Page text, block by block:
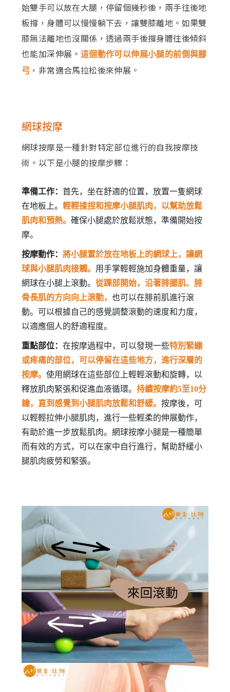
始雙手可以放在大腿，停留個幾秒後，兩手往後地
板撐，身體可以慢慢躺下去，讓雙膝離地。如果雙
膝無法離地也沒關係，透過兩手後撐身體往後傾斜
也能加深伸展。 這個動作可以伸展小腿的前側與腳
弓 ，非常適合馬拉松後來伸展。
網球按摩
網球按摩是一種針對特定部位進行的自我按摩技
術。以下是小腿的按摩步驟：
準備工作： 首先，坐在舒適的位置，放置一隻網球
在地板上。 輕輕揉捏和按摩小腿肌肉，以幫助放鬆
肌肉和預熱。 確保小腿處於放鬆狀態，準備開始按
摩。
按摩動作： 將小腿置於放在地板上的網球上，讓網
球與小腿肌肉接觸。 用手掌輕輕施加身體重量，讓
網球在小腿上滾動。 從踝部開始，沿著腓腸肌、腓
骨長肌的方向向上滾動， 也可以在腓前肌進行滾
動。可以根據自己的感覺調整滾動的速度和力度，
以適應個人的舒適程度。
重點部位： 在按摩過程中，可以發現一些特別緊繃
或疼痛的部位，可以停留在這些地方，進行深層的
按摩。 使用網球在這些部位上輕輕滾動和旋轉，以
釋放肌肉緊張和促進血液循環。 持續按摩約5至10分
鐘，直到感覺到小腿肌肉放鬆和舒緩。 按摩後，可
以輕輕拉伸小腿肌肉，進行一些輕柔的伸展動作，
有助於進一步放鬆肌肉。網球按摩小腿是一種簡單
而有效的方式，可以在家中自行進行，幫助舒緩小
腿肌肉疲勞和緊張。